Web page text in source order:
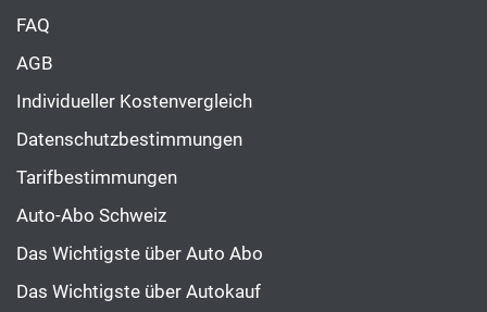
FAQ
AGB
Individueller Kostenvergleich
Datenschutzbestimmungen
Tarifbestimmungen
Auto-Abo Schweiz
Das Wichtigste über Auto Abo
Das Wichtigste über Autokauf